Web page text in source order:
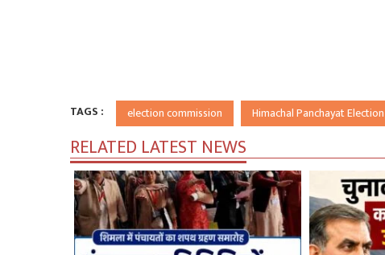
TAGS : election commission Himachal Panchayat Election
RELATED LATEST NEWS